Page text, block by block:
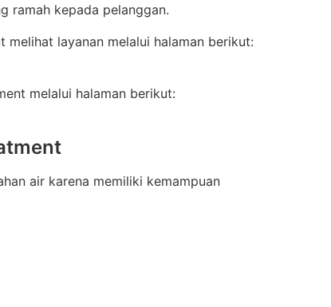
ramah kepada pelanggan.
layanan melalui halaman berikut:
melalui halaman berikut:
air karena memiliki kemampuan